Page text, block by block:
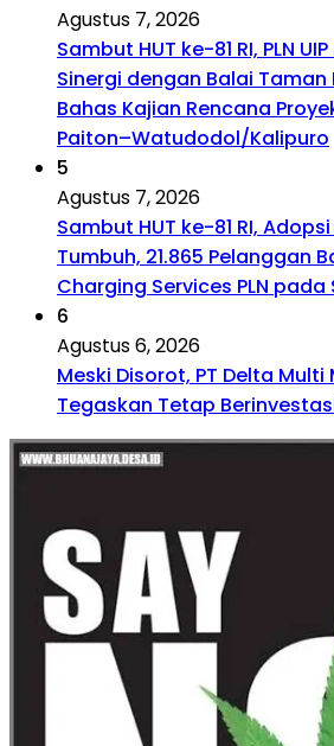
Agustus 7, 2026
Sambut HUT ke-81 RI, PLN
Sinergi dengan Balai Taman
Bahas Kajian Rencana
Paiton–Watudodol/Kalipuro
5
Agustus 7, 2026
Sambut HUT ke-81 RI,
Tumbuh, 21.865 Pelanggan
Charging Services PLN pada
6
Agustus 6, 2026
Meski Disorot, PT Delta Multi
Tegaskan Tetap